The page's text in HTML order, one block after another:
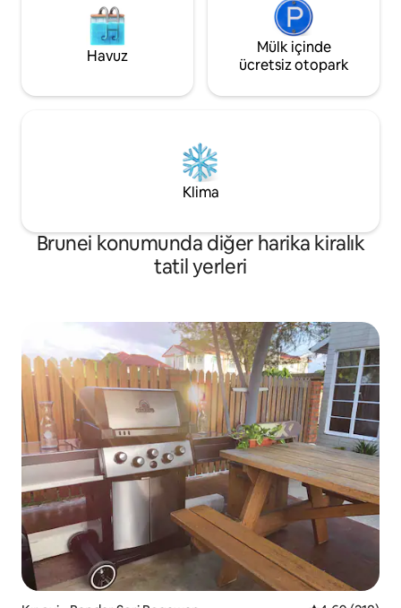
Havuz
Mülk içinde
ücretsiz otopark
Klima
Brunei konumunda diğer harika kiralık
tatil yerleri